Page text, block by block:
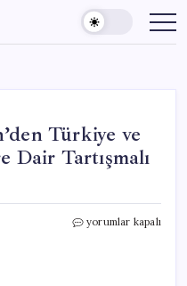
Türkiye ve
Dair Tartışmalı
Ursula
yorumlar kapalı